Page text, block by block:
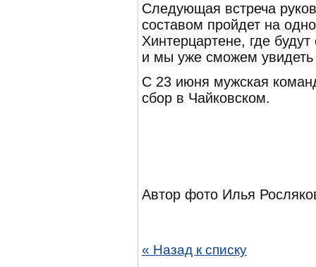
Следующая встреча
составом пройдет на
Хинтерцартене, где
и мы уже сможем увидеть
С 23 июня мужская
сбор в Чайковском.
Автор фото Илья
« Назад к списку